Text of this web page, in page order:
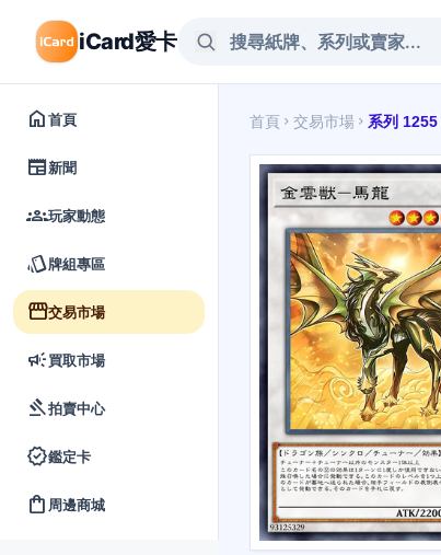
iCard愛卡
home首頁
newspaper新聞
groups玩家動態
style牌組專區
storefront交易市場
campaign買取市場
gavel拍賣中心
verified鑑定卡
shopping_bag 周邊商城
首頁 chevron_right 交易市場 chevron_right 系列 1255